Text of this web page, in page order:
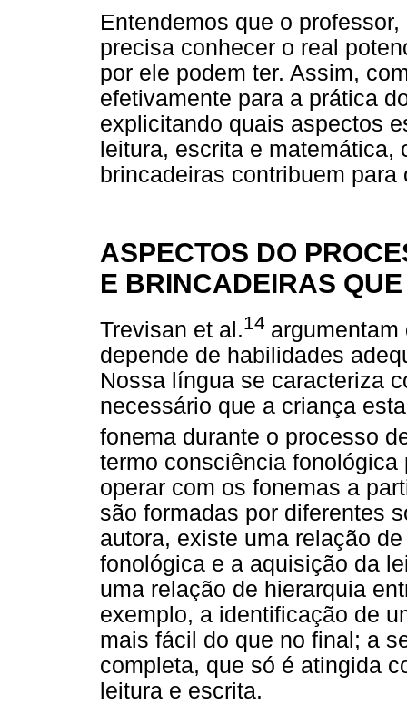
Entendemos que o
precisa conhecer o real
por ele podem ter. Assim,
efetivamente para a prática
explicitando quais aspectos
leitura, escrita e
brincadeiras contribuem
ASPECTOS DO
E BRINCADEIRAS
Trevisan et al.14
depende de habilidades
Nossa língua se caracteriza
necessário que a criança
fonema durante o processo
termo consciência
operar com os fonemas a
são formadas por diferentes
autora, existe uma relação
fonológica e a aquisição da
uma relação de hierarquia
exemplo, a identificação de
mais fácil do que no final; a
completa, que só é atingida
leitura e escrita.